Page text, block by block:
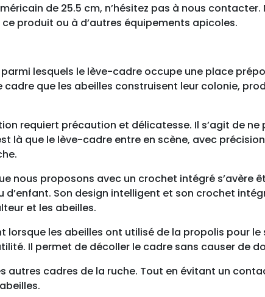
de 25.5 cm, n’hésitez pas à nous contacter.
produit ou à d’autres équipements apicoles.
lesquels le lève-cadre occupe une place
que les abeilles construisent leur colonie,
requiert précaution et délicatesse. Il s’agit de ne
là que le lève-cadre entre en scène, avec
nous proposons avec un crochet intégré s’avère
Son design intelligent et son crochet
et les abeilles.
les abeilles ont utilisé de la propolis pour le
Il permet de décoller le cadre sans causer de
autres cadres de la ruche. Tout en évitant un